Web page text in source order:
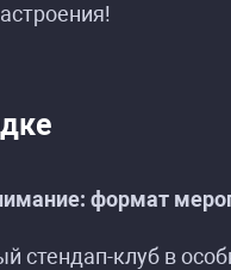
формат
стендап-клуб в
событий «Ника
событий «Ника